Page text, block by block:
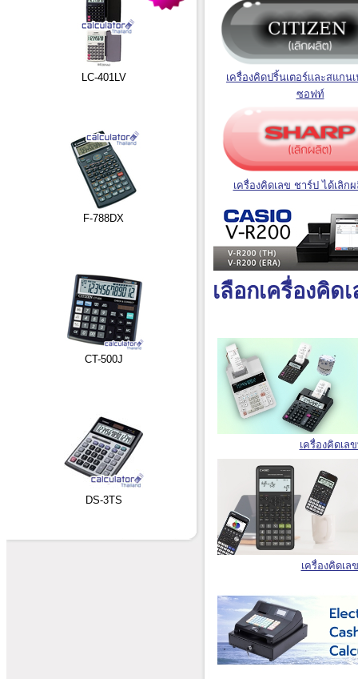
LC-401LV
F-788DX
CT-500J
DS-3TS
เครื่องคิดปริ้นเตอร์เเละสแกน
ซอฟท
เครื่องคิดเลข ชาร์ป ได้เลิก
เลือกเครื่องคิด
เครื่องคิดเล
เครื่องคิดเล